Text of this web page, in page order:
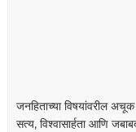
जनहिताच्या विषयांवरील अचूक
सत्य, विश्वासार्हता आणि